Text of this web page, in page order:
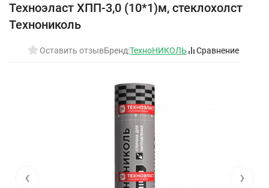
Техноэласт ХПП-3,0 (10*1)м, стеклохолст
Технониколь
Оставить отзывБренд:ТехноНИКОЛЬ Сравнение
‹ ›